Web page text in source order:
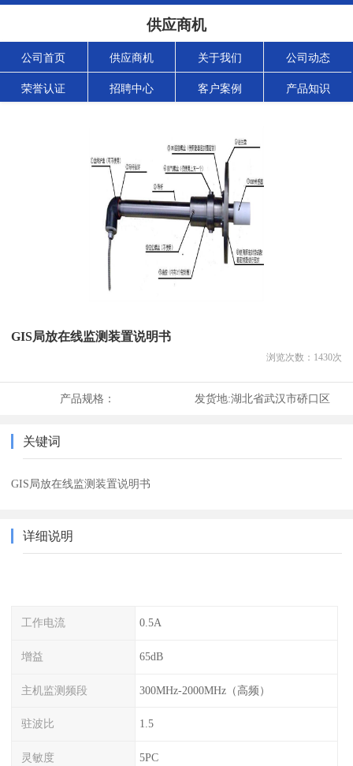
供应商机
公司首页 供应商机 关于我们 公司动态
荣誉认证 招聘中心 客户案例 产品知识
GIS局放在线监测装置说明书
浏览次数： 1430次
产品规格： 发货地:湖北省武汉市硚口区
关键词
GIS局放在线监测装置说明书
详细说明
工作电流 0.5A
增益 65dB
主机监测频段 300MHz-2000MHz（高频）
驻波比 1.5
灵敏度 5PC